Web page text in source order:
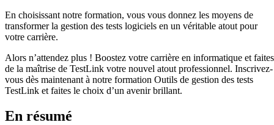
En choisissant notre formation, vous vous donnez les moyens de
transformer la gestion des tests logiciels en un véritable atout pour
votre carrière.
Alors n’attendez plus ! Boostez votre carrière en informatique et faites
de la maîtrise de TestLink votre nouvel atout professionnel. Inscrivez-
vous dès maintenant à notre formation Outils de gestion des tests
TestLink et faites le choix d’un avenir brillant.
En résumé